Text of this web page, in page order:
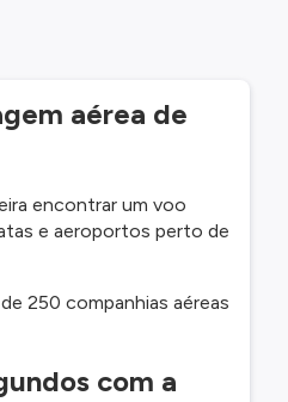
aérea de
encontrar um voo
e aeroportos perto de
250 companhias aéreas
com a